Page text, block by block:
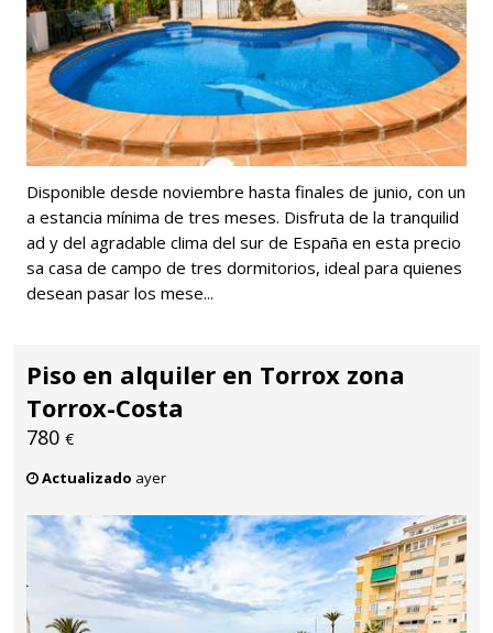
Disponible desde noviembre hasta finales de junio, con un
a estancia mínima de tres meses. Disfruta de la tranquilid
ad y del agradable clima del sur de España en esta precio
sa casa de campo de tres dormitorios, ideal para quienes
desean pasar los mese...
Piso en alquiler en Torrox zona
Torrox-Costa
780 €
Actualizado ayer